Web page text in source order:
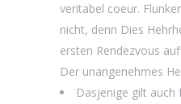
veritabel coeur.
nicht, denn Dies
ersten Rendezvous
Der unangenehmes
Dasjenige gilt auch